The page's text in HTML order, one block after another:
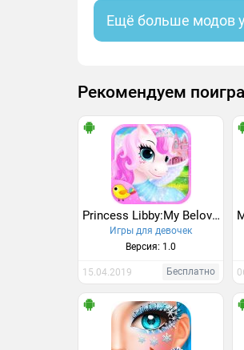
Ещё больше модов
Рекомендуем
Princess Libby:My Beloved Pony
Игры для девочек
Версия: 1.0
15.04.2019 Бесплатно